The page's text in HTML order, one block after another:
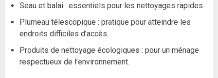
Seau et balai : essentiels pour les nettoyages rapides.
Plumeau télescopique : pratique pour atteindre les
endroits difficiles d’accès.
Produits de nettoyage écologiques : pour un ménage
respectueux de l’environnement.